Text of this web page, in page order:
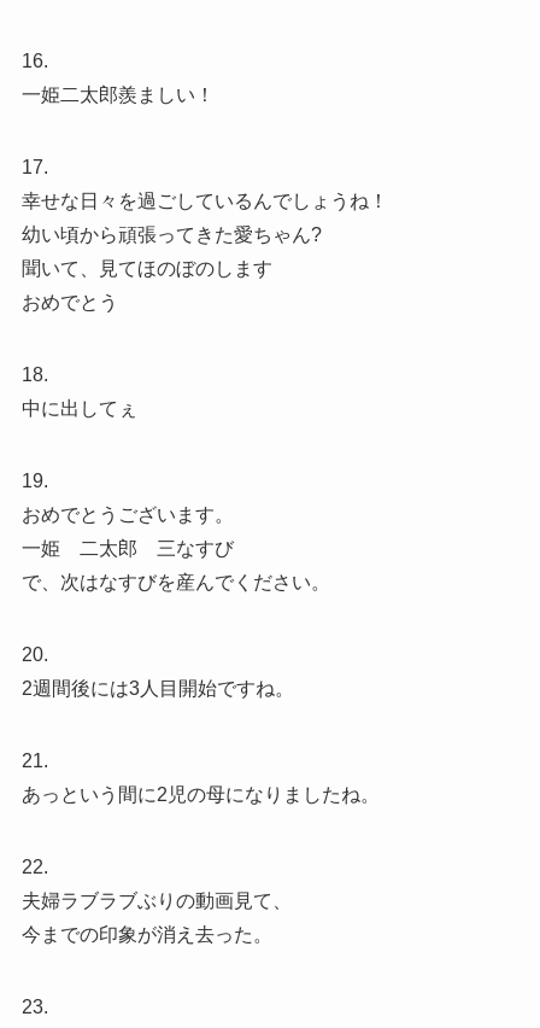
16.
一姫二太郎羨ましい！
17.
幸せな日々を過ごしているんでしょうね！
幼い頃から頑張ってきた愛ちゃん?
聞いて、見てほのぼのします
おめでとう
18.
中に出してぇ
19.
おめでとうございます。
一姫 二太郎 三なすび
で、次はなすびを産んでください。
20.
2週間後には3人目開始ですね。
21.
あっという間に2児の母になりましたね。
22.
夫婦ラブラブぶりの動画見て、
今までの印象が消え去った。
23.